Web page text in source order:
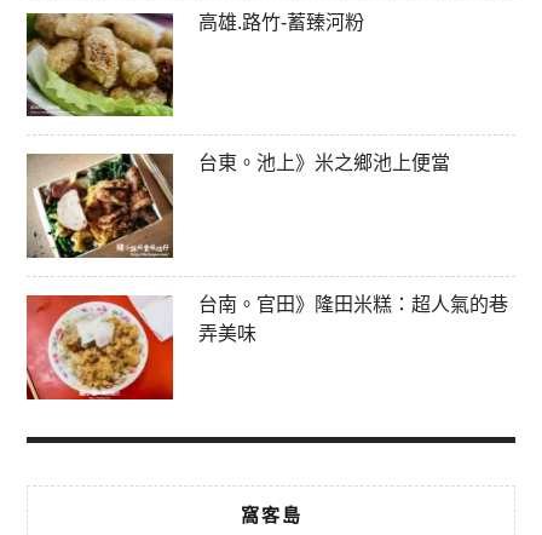
高雄.路竹-蓄臻河粉
台東。池上》米之鄉池上便當
台南。官田》隆田米糕：超人氣的巷
弄美味
窩客島